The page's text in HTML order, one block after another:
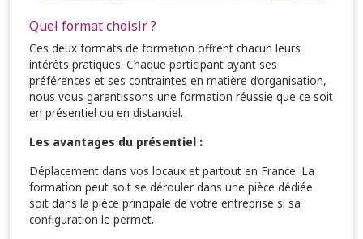
Quel format choisir ?
Ces deux formats de formation offrent chacun leurs
intérêts pratiques. Chaque participant ayant ses
préférences et ses contraintes en matière d’organisation,
nous vous garantissons une formation réussie que ce soit
en présentiel ou en distanciel.
Les avantages du présentiel :
Déplacement dans vos locaux et partout en France. La
formation peut soit se dérouler dans une pièce dédiée
soit dans la pièce principale de votre entreprise si sa
configuration le permet.